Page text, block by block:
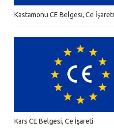
Kastamonu CE Belgesi, Ce İşareti
Kars CE Belgesi, Ce İşareti